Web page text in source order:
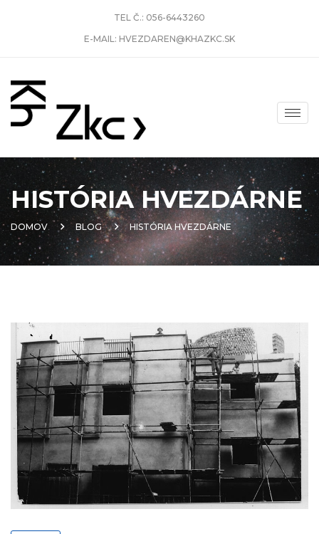
TEL Č.: 056-6443260
E-MAIL: HVEZDAREN@KHAZKC.SK
HISTÓRIA HVEZDÁRNE
DOMOV BLOG HISTÓRIA HVEZDÁRNE